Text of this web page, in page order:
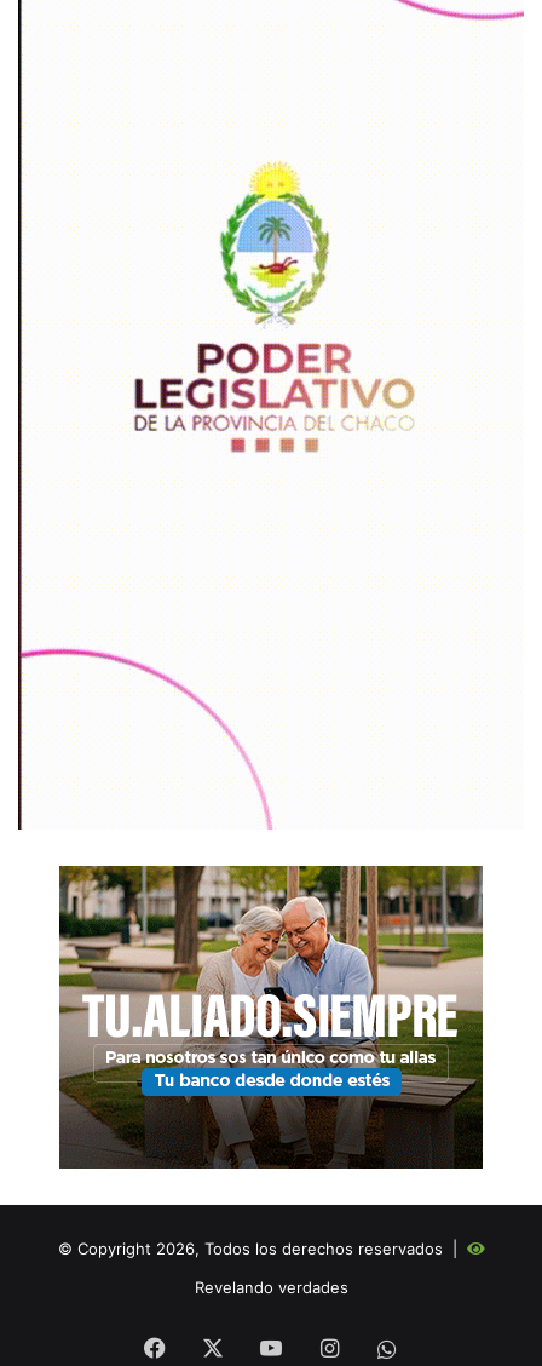
© Copyright 2026, Todos los derechos reservados |
Revelando verdades
Facebook YouTubeInstagram